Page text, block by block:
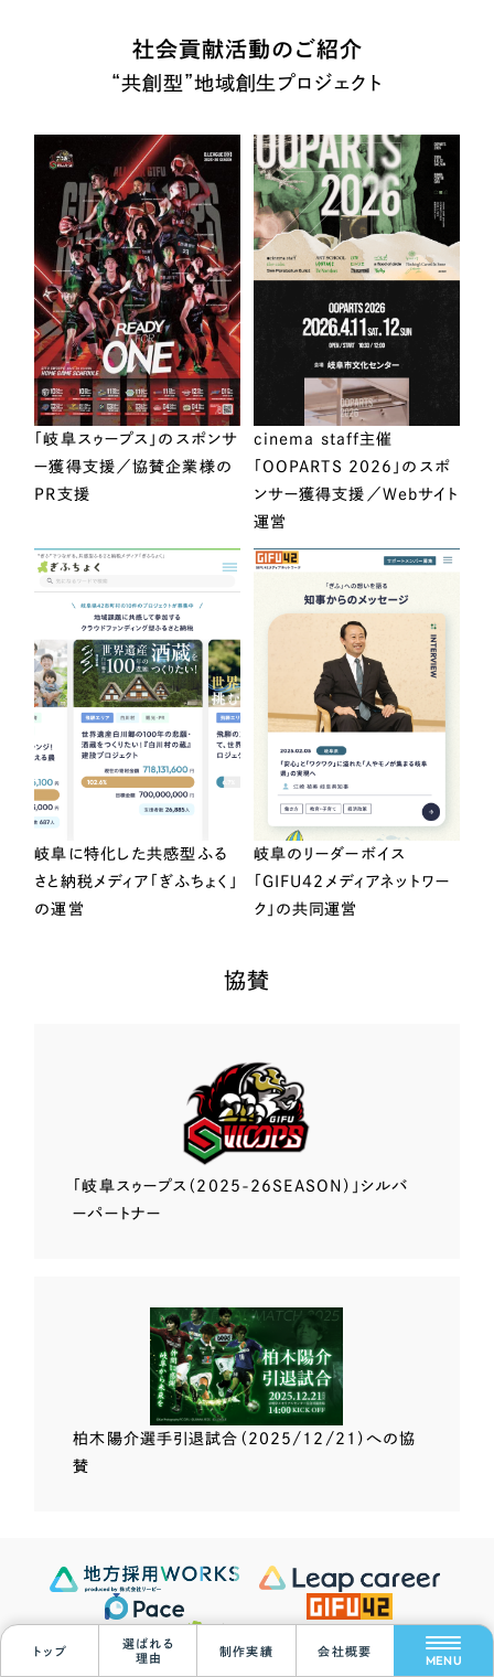
トップ
選ばれる
理由
制作実績 会社概要
MENU
社会貢献活動のご紹介
“共創型”地域創生プロジェクト
「岐阜スゥープス」のスポンサ
ー獲得支援／協賛企業様の
PR支援
cinema staff主催
「OOPARTS 2026」のスポ
ンサー獲得支援／Webサイト
運営
岐阜に特化した共感型ふる
さと納税メディア「ぎふちょく」
の運営
岐阜のリーダーボイス
「GIFU42メディアネットワー
ク」の共同運営
協賛
「岐阜スゥープス （2025-26SEASON）」 シルバ
ーパートナー
柏木陽介選手引退試合（2025/12/21）への協
賛